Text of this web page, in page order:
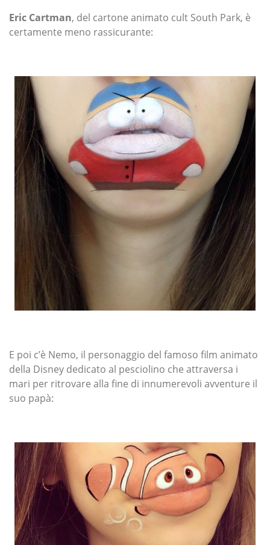
Eric Cartman, del cartone animato cult South Park, è
certamente meno rassicurante:
E poi c’è Nemo, il personaggio del famoso film animato
della Disney dedicato al pesciolino che attraversa i
mari per ritrovare alla fine di innumerevoli avventure il
suo papà: